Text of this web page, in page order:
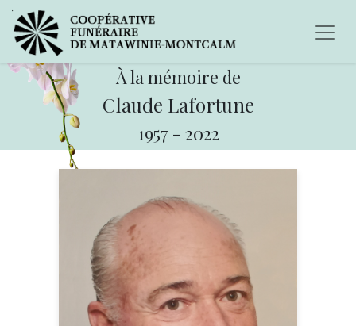
À la mémoire de
Claude Lafortune
1957 - 2022